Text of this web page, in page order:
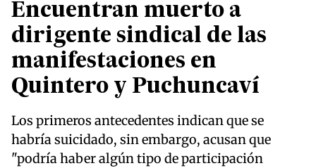
Encuentran muerto a
dirigente sindical de las
manifestaciones en
Quintero y Puchuncaví
Los primeros antecedentes indican que se
habría suicidado, sin embargo, acusan que
"podría haber algún tipo de participación